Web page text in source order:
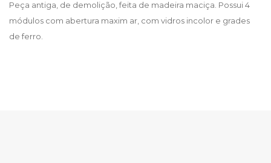
Peça antiga, de demolição, feita de madeira maciça. Possui 4
módulos com abertura maxim ar, com vidros incolor e grades
de ferro.